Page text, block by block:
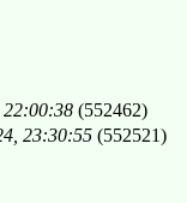
22:00:38 (552462)
23:30:55 (552521)